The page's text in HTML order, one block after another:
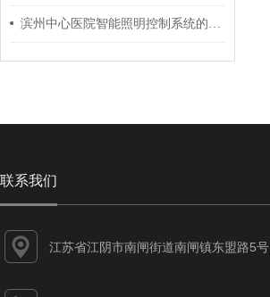
滨州中心医院智能照明控制系统的设计和应用
联系我们
江苏省江阴市南闸街道南闸镇东盟路5号